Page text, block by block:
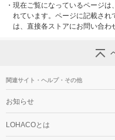
・ 現在ご覧になっているページは
れています。ページに記載され
は、直接各ストアにお問い合わ
関連サイト・ヘルプ・その他
お知らせ
LOHACOとは